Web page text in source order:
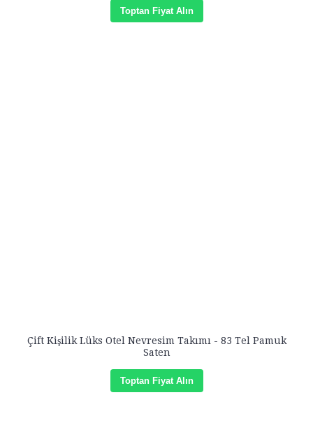
Toptan Fiyat Alın
Çift Kişilik Lüks Otel Nevresim Takımı - 83 Tel Pamuk
Saten
Toptan Fiyat Alın